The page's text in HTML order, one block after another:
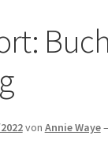
von Annie Waye